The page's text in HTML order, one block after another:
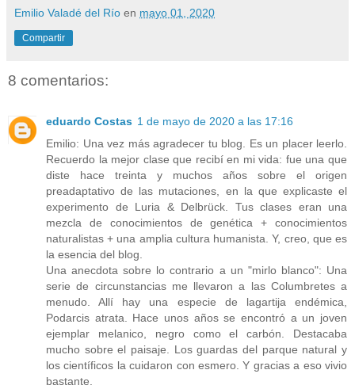
Emilio Valadé del Río en mayo 01, 2020
Compartir
8 comentarios:
eduardo Costas 1 de mayo de 2020 a las 17:16
Emilio: Una vez más agradecer tu blog. Es un placer leerlo.
Recuerdo la mejor clase que recibí en mi vida: fue una que
diste hace treinta y muchos años sobre el origen
preadaptativo de las mutaciones, en la que explicaste el
experimento de Luria & Delbrück. Tus clases eran una
mezcla de conocimientos de genética + conocimientos
naturalistas + una amplia cultura humanista. Y, creo, que es
la esencia del blog.
Una anecdota sobre lo contrario a un "mirlo blanco": Una
serie de circunstancias me llevaron a las Columbretes a
menudo. Allí hay una especie de lagartija endémica,
Podarcis atrata. Hace unos años se encontró a un joven
ejemplar melanico, negro como el carbón. Destacaba
mucho sobre el paisaje. Los guardas del parque natural y
los científicos la cuidaron con esmero. Y gracias a eso vivio
bastante.